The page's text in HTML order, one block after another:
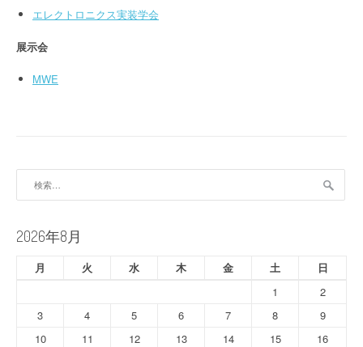
エレクトロニクス実装学会
展示会
MWE
2026年8月
月 火 水 木 金 土
日
1
2
3
4 5 6 7 8
9
10
11 12 13 14 15
16